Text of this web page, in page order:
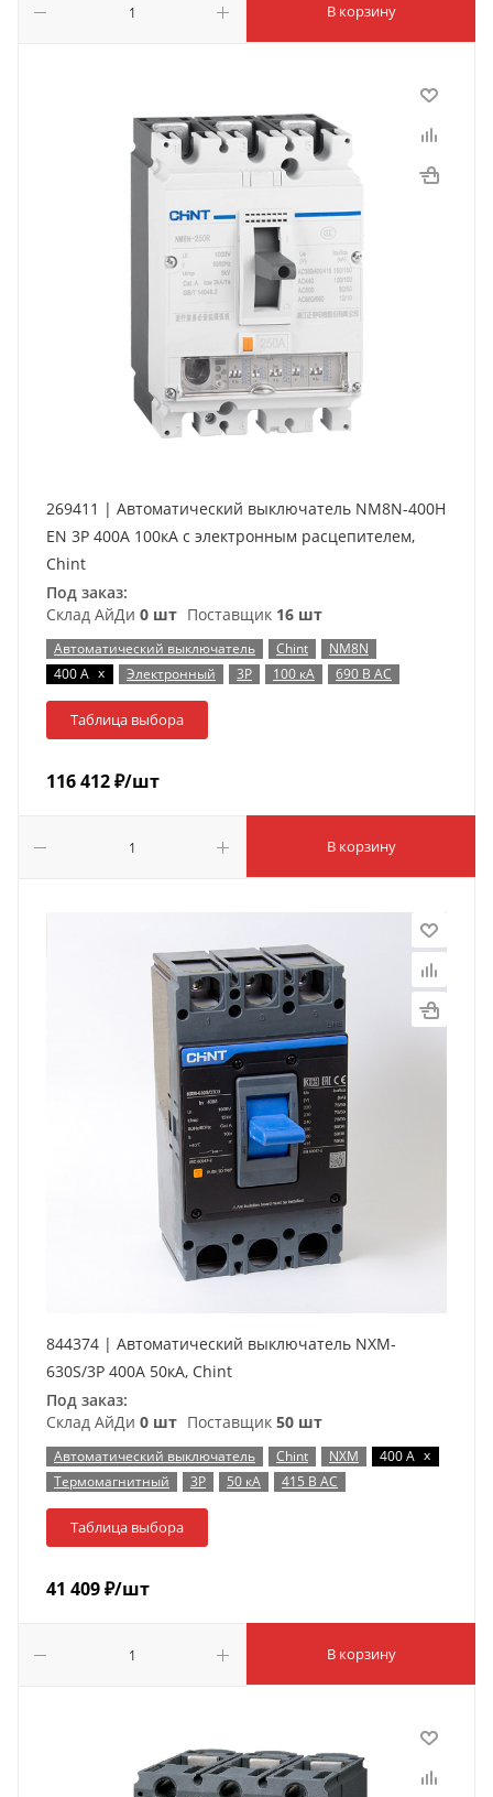
В корзину
269411 | Автоматический выключатель NM8N-400H
EN 3P 400А 100кА с электронным расцепителем,
Chint
Под заказ:
Склад АйДи 0 шт Поставщик 16 шт
Автоматический выключатель Chint
NM8N
400 А x Электронный 3P 100 кА 690 В AC
Таблица выбора
116 412₽/шт
В корзину
844374 | Автоматический выключатель NXM-
630S/3P 400А 50кА, Chint
Под заказ:
Склад АйДи 0 шт Поставщик 50 шт
Автоматический выключатель Chint NXM 400 А x
Термомагнитный
3P 50 кА 415 В AC
Таблица выбора
41 409₽/шт
В корзину